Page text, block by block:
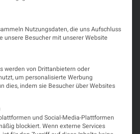
beachten Sie,
dass dabei
werden.
Mehr
Informationen
entsperren
Nutzungsdaten, die uns Aufschluss
unsere Besucher mit unserer Website
werden von Drittanbietern oder
um personalisierte Werbung
dies, indem sie Besucher über Websites
und Social-Media-Plattformen
blockiert. Wenn externe Services